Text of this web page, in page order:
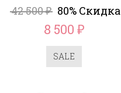
42 500₽ 80% Скидка
8 500 ₽
SALE